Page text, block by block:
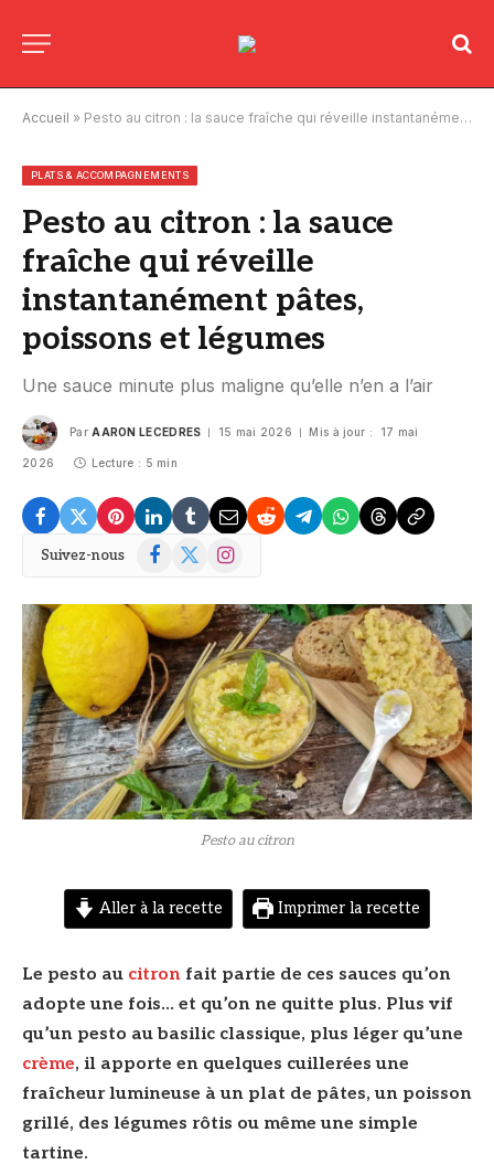
Accueil » Pesto au citron : la sauce fraîche qui réveille instantanément pâtes, poissons et légumes
PLATS & ACCOMPAGNEMENTS
Pesto au citron : la sauce
fraîche qui réveille
instantanément pâtes,
poissons et légumes
Une sauce minute plus maligne qu’elle n’en a l’air
Par AARON LECEDRES 15 mai 2026 Mis à jour : 17 mai
2026 Lecture : 5 min
Suivez-nous Facebook
X
Instagram
© DR
Pesto au citron
Aller à la recette Imprimer la recette
Le pesto au citron fait partie de ces sauces qu’on
adopte une fois… et qu’on ne quitte plus. Plus vif
qu’un pesto au basilic classique, plus léger qu’une
crème, il apporte en quelques cuillerées une
fraîcheur lumineuse à un plat de pâtes, un poisson
grillé, des légumes rôtis ou même une simple
tartine.